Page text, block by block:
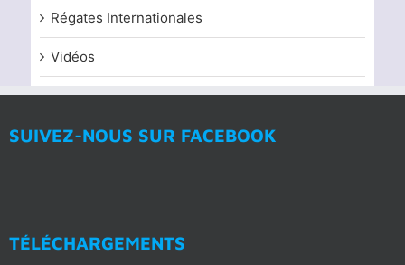
Régates Internationales
Vidéos
SUIVEZ-NOUS SUR FACEBOOK
TÉLÉCHARGEMENTS